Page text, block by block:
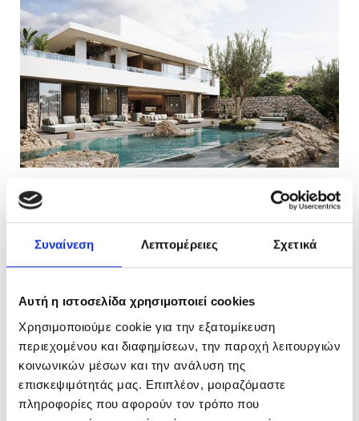
Συναίνεση Λεπτομέρειες Σχετικά
Αυτή η ιστοσελίδα χρησιμοποιεί cookies
Χρησιμοποιούμε cookie για την εξατομίκευση
περιεχομένου και διαφημίσεων, την παροχή λειτουργιών
κοινωνικών μέσων και την ανάλυση της
επισκεψιμότητάς μας. Επιπλέον, μοιραζόμαστε
πληροφορίες που αφορούν τον τρόπο που